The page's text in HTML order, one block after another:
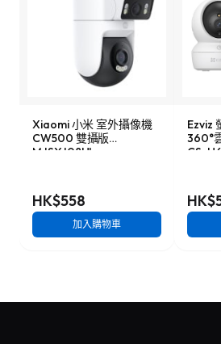
Xiaomi 小米 室外攝像機
CW500 雙攝版
MJSXJ08HL
HK$558
加入購物車
Ezviz
360°
CS-